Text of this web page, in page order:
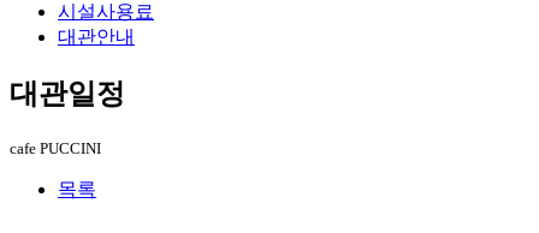
시설사용료
대관안내
대관일정
cafe PUCCINI
목록